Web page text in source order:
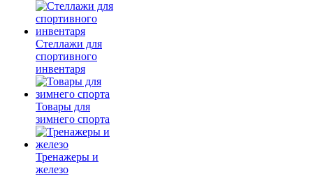
Стеллажи для
спортивного
инвентаря
Товары для
зимнего спорта
Тренажеры и
железо